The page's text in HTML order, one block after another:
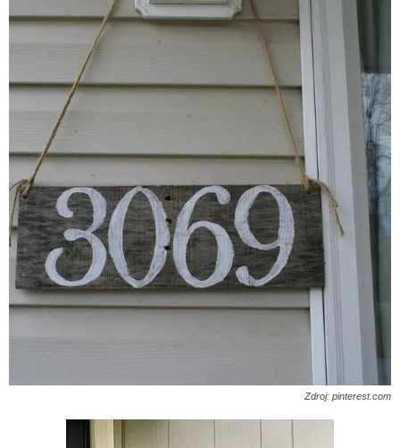
Zdroj: pinterest.com